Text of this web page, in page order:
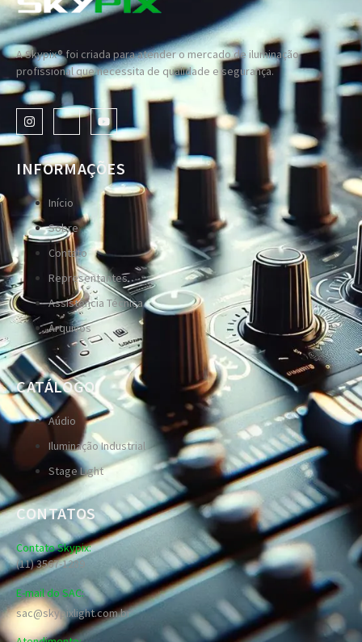
A Skypix® foi criada para atender o mercado de iluminação
profissional que necessita de qualidade e segurança.
INFORMAÇÕES
Início
Sobre
Contato
Representantes
Assistência Técnica
Arquivos
CATÁLOGO
Aúdio
Iluminação Industrial
Stage Light
CONTATOS
Contato Skypix:
(11) 3567-1289
E-mail do SAC:
sac@skypixlight.com.br